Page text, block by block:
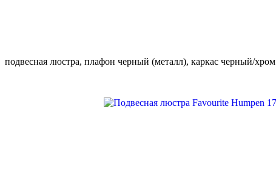
подвесная люстра, плафон черный (металл), каркас черный/хром